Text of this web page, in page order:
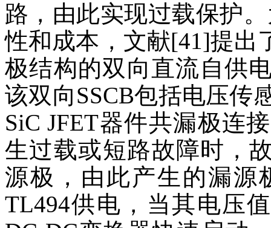
路，由此实现过载保护
性和成本，文献[41]提出
极结构的双向直流自供
该双向SSCB包括电压传
SiC JFET器件共漏极连
生过载或短路故障时，
源极，由此产生的漏源
TL494供电，当其电压